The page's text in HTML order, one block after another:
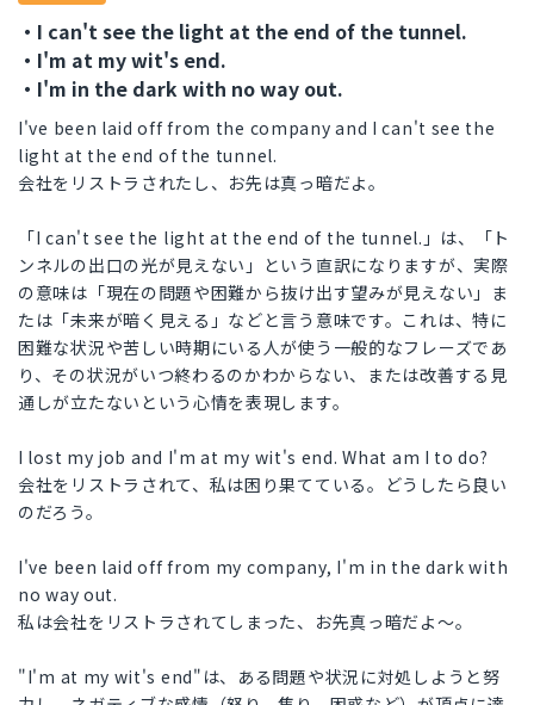
・I can't see the light at the end of the tunnel.
・I'm at my wit's end.
・I'm in the dark with no way out.
I've been laid off from the company and I can't see the
light at the end of the tunnel.
会社をリストラされたし、お先は真っ暗だよ。
「I can't see the light at the end of the tunnel.」は、「ト
ンネルの出口の光が見えない」という直訳になりますが、実際
の意味は「現在の問題や困難から抜け出す望みが見えない」ま
たは「未来が暗く見える」などと言う意味です。これは、特に
困難な状況や苦しい時期にいる人が使う一般的なフレーズであ
り、その状況がいつ終わるのかわからない、または改善する見
通しが立たないという心情を表現します。
I lost my job and I'm at my wit's end. What am I to do?
会社をリストラされて、私は困り果てている。どうしたら良い
のだろう。
I've been laid off from my company, I'm in the dark with
no way out.
私は会社をリストラされてしまった、お先真っ暗だよ〜。
"I'm at my wit's end"は、ある問題や状況に対処しようと努